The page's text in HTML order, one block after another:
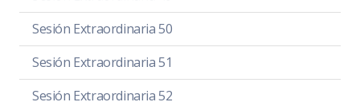
Sesión Extraordinaria 50
Sesión Extraordinaria 51
Sesión Extraordinaria 52